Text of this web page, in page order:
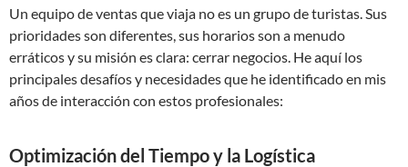
Un equipo de ventas que viaja no es un grupo de turistas. Sus
prioridades son diferentes, sus horarios son a menudo
erráticos y su misión es clara: cerrar negocios. He aquí los
principales desafíos y necesidades que he identificado en mis
años de interacción con estos profesionales:
Optimización del Tiempo y la Logística